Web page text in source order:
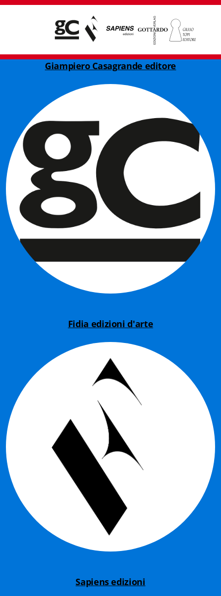
Giampiero Casagrande editore
Fidia edizioni d'arte
Sapiens edizioni
Giampiero Casagrande editore
Biblioteca letteraria Nord-Sud
Attualità & Studi
Collana di Lugano
Dibattiti & Documenti
EJO- European Journalism Observatory
Immagini & Arte
Incontro con
iQuaderni - fondazioneculturalecollinadoro
Istituzioni - Società - Cittadini
Jus Helveticum
Libella
Maestri della Pietra
Oltre le frontiere